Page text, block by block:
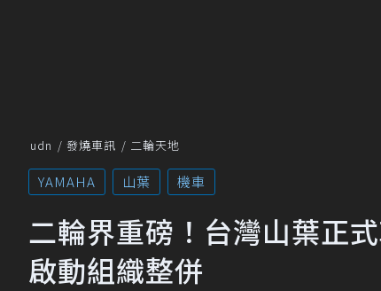
udn 發燒車訊 二輪天地
YAMAHA 山葉 機車
二輪界重磅！台灣山葉正
啟動組織整併